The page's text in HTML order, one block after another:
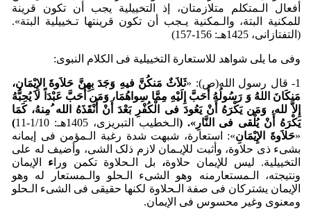
أفعال الـمتکلم متلازمتان، إذ التخییلیة یجب أن تکون قرینة
للمکنیة البتة، والـمکنیة یـجب أن تکون قرینتها تـخییلیة البتة».
(التفتازانی، 1425هـ: 156-157)
وفی ما یلی شواهد للاستعارة التخییلیة فی الکلام النبوی:
1- قال رسول الله(ص): « ثَلاَثٌ مَنکُنَّ فیهِ وَجَدَ بِهِنَّ حَلاَوةَ الإِیمَانِ،
مَنکَانَ اللهُ وَ رَسُولُهُ أَحَبَّ إِلَیهِ مِمَّا سِواهُمَا، وَمَن أَحَبَّ عَبدَاً لاَ یُحِبُّهُ
إِلاَّ لله، وَمَن یَکرَهُ أَن یَعُودَ فی الکُفرِ بَعدَ أَن أَنقَذَهُ الله ُمِنهُ، کَمَا
یَکرَهُ أَن یُلْقی فی النَّارِ». ( الـخطیب التبریزی، 1405هـ: 1/10-11
)
«حَلاَوةَ الإِیمَانِ»: استعارة، شبهت شدة رغبة الـمؤمن فی إیمانه
بشیء ذی حلاوة، وأثبت للإیـمان لازم ذلک الشی، وأضیف له علی
التخییلیة. لیس للإیمان حلاوة، بل الـحلاوة تکمن ورا ء الإیمان
ونتیجته، الـمستعارمنه وهو الشیء الـحلو والـمستعار له وهو
الإیمان یشترکان فی صفة الـحلاوة لکنها حقیقی فی الشیء الـحلو
ومعنوی وغیر محسوس فی الإیمان.